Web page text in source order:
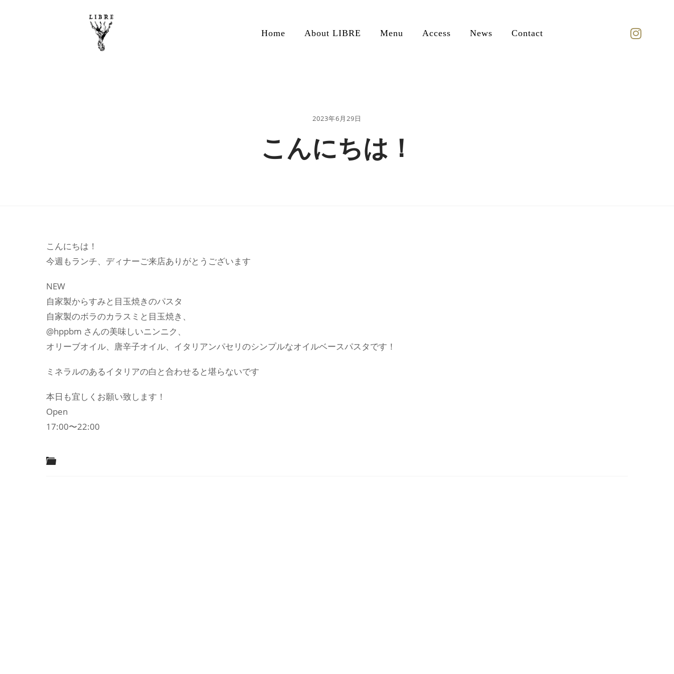
Home About LIBRE Menu Access News Contact
2023年6月29日
こんにちは！
こんにちは！
今週もランチ、ディナーご来店ありがとうございます
NEW
自家製からすみと目玉焼きのパスタ
自家製のボラのカラスミと目玉焼き、
@hppbm さんの美味しいニンニク、
オリーブオイル、唐辛子オイル、イタリアンパセリのシンプルなオイルベースパスタです！
ミネラルのあるイタリアの白と合わせると堪らないです
本日も宜しくお願い致します！
Open
17:00〜22:00